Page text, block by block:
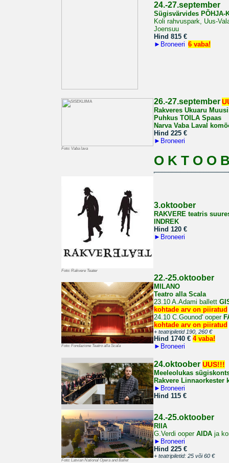
24.-27.september
Sügisvärvides PÕHJA-
Koli rahvuspark, Uus-
Joensuu
Hind 815 €
► Broneeri 6 vaba!
Foto: Vaba lava
26.-27.september
Rakveres Ukuaru
Puhkus TOILA Spaas
Narva Vaba Laval
Hind 225 €
► Broneeri
O K T O O
Foto: Rakvere Teater
3.oktoober
RAKVERE teatris
INDREK
Hind 120 €
► Broneeri
Foto: Fondazione Teatro alla Scala
22.-25.oktoober
MILANO
Teatro alla Scala
23.10 A.Adami ballett
kohtade arv on piiratud
24.10 C.Gounod' ooper
kohtade arv on piiratud
+ teatripiletid 190, 260 €
Hind 1740 € 4 vaba!
► Broneeri
24.oktoober UUS!!!
Meeleolukas
Rakvere Linnaorkester
► Broneeri
Hind 115 €
Foto: Latvian National Opera and Ballet
24.-25.oktoober
RIIA
G.Verdi ooperAIDA ja
► Broneeri
Hind 225 €
+ teatripiletid: 25 või 60 €